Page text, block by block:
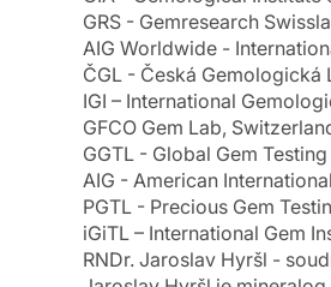
GRS - Gemresearch
AIG Worldwide -
ČGL - Česká Gemologická
IGI – International
GFCO Gem Lab,
GGTL - Global Gem
AIG - American International
PGTL - Precious Gem
iGiTL – International Gem
RNDr. Jaroslav Hyršl -